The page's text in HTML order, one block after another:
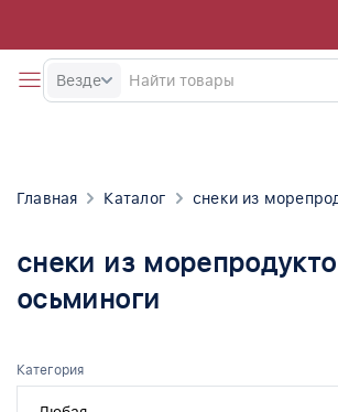
Везде
Главная Каталог снеки из
снеки из
осьминоги
Категория